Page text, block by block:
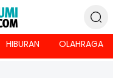
HIBURAN OLAHRAGA